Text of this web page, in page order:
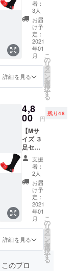
180円込
みとな
りま
す。
様への
お返し
とし
て、第
一弾で
正式発
売予定
の
「Mサ
イズ 25-
27cm
小売価
格3,000
円）」
を２足
ご提供
しま
す。
※メール
便送料
180円込
みとな
りま
す。
者：
3人
お届
け予
定：
2021
年01
月
詳細を見る
こ
の
リ
タ
ー
ン
を
選
択
す
る
4,8
00 円
残り48
【Mサ
イズ ３
足セッ
ト】
支援者
様への
お返し
とし
て、第
一弾で
正式発
売予定
の
「Mサ
イズ 25-
27cm
（希望
支援
者：
2人
お届
け予
定：
2021
年01
月
詳細を見る
こ
の
リ
タ
ー
ン
を
選
択
す
る
このプロ